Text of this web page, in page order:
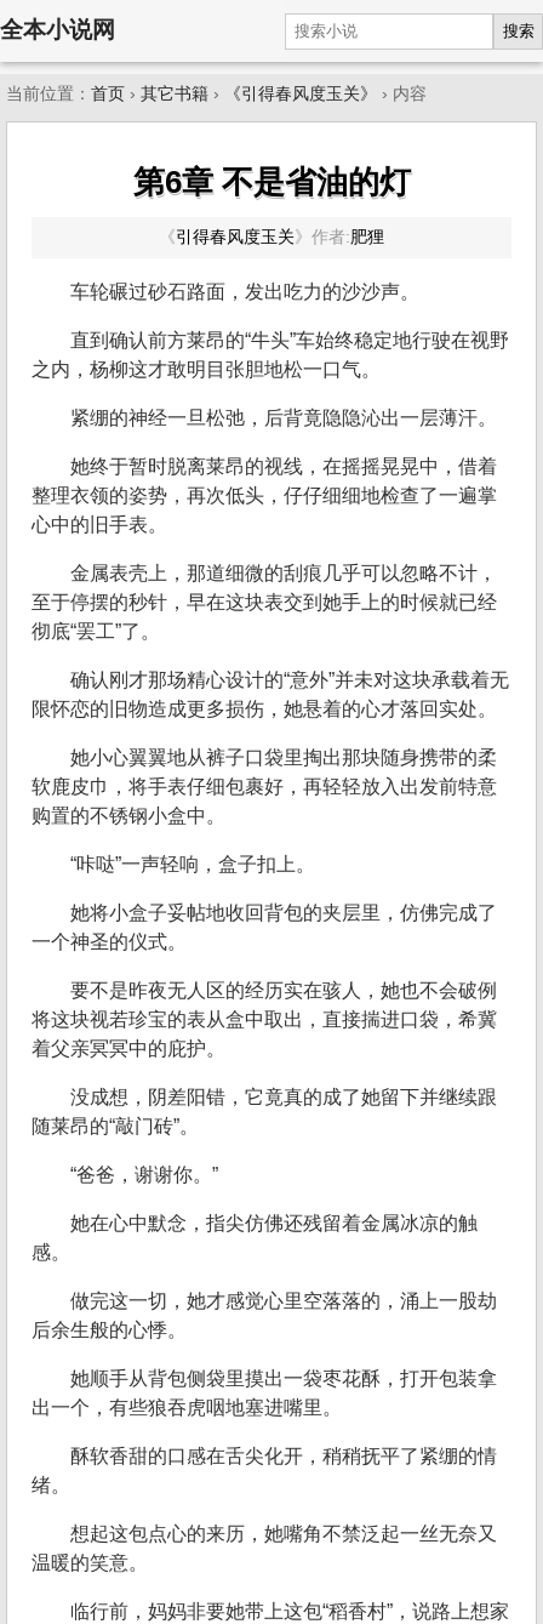
全本小说网 搜索
当前位置： 首页 › 其它书籍 › 《引得春风度玉关》 › 内容
第6章 不是省油的灯
《引得春风度玉关》 作者:肥狸
车轮碾过砂石路面，发出吃力的沙沙声。
直到确认前方莱昂的“牛头”车始终稳定地行驶在视野
之内，杨柳这才敢明目张胆地松一口气。
紧绷的神经一旦松弛，后背竟隐隐沁出一层薄汗。
她终于暂时脱离莱昂的视线，在摇摇晃晃中，借着
整理衣领的姿势，再次低头，仔仔细细地检查了一遍掌
心中的旧手表。
金属表壳上，那道细微的刮痕几乎可以忽略不计，
至于停摆的秒针，早在这块表交到她手上的时候就已经
彻底“罢工”了。
确认刚才那场精心设计的“意外”并未对这块承载着无
限怀恋的旧物造成更多损伤，她悬着的心才落回实处。
她小心翼翼地从裤子口袋里掏出那块随身携带的柔
软鹿皮巾，将手表仔细包裹好，再轻轻放入出发前特意
购置的不锈钢小盒中。
“咔哒”一声轻响，盒子扣上。
她将小盒子妥帖地收回背包的夹层里，仿佛完成了
一个神圣的仪式。
要不是昨夜无人区的经历实在骇人，她也不会破例
将这块视若珍宝的表从盒中取出，直接揣进口袋，希冀
着父亲冥冥中的庇护。
没成想，阴差阳错，它竟真的成了她留下并继续跟
随莱昂的“敲门砖”。
“爸爸，谢谢你。”
她在心中默念，指尖仿佛还残留着金属冰凉的触
感。
做完这一切，她才感觉心里空落落的，涌上一股劫
后余生般的心悸。
她顺手从背包侧袋里摸出一袋枣花酥，打开包装拿
出一个，有些狼吞虎咽地塞进嘴里。
酥软香甜的口感在舌尖化开，稍稍抚平了紧绷的情
绪。
想起这包点心的来历，她嘴角不禁泛起一丝无奈又
温暖的笑意。
临行前，妈妈非要她带上这包“稻香村”，说路上想家